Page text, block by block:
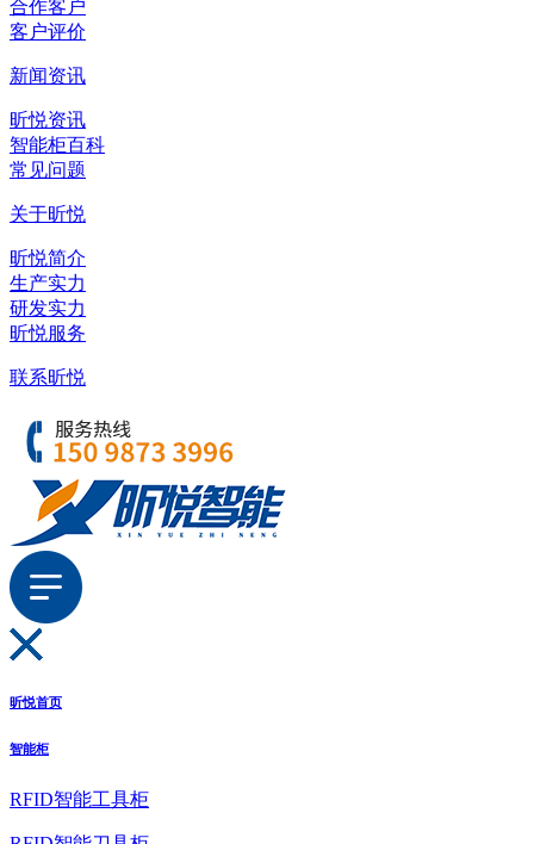
合作客户
客户评价
新闻资讯
昕悦资讯
智能柜百科
常见问题
关于昕悦
昕悦简介
生产实力
研发实力
昕悦服务
联系昕悦
昕悦首页
智能柜
RFID智能工具柜